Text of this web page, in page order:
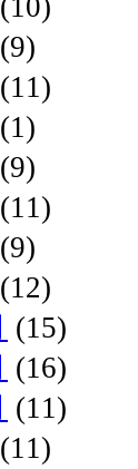
(9)
(11)
(1)
(9)
(11)
(9)
(12)
(15)
(16)
(11)
(11)